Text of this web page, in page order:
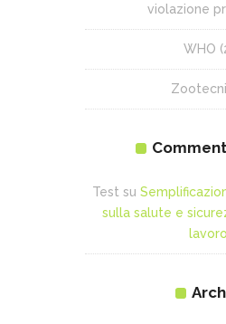
violazione
WHO
Test su
sulla salute e